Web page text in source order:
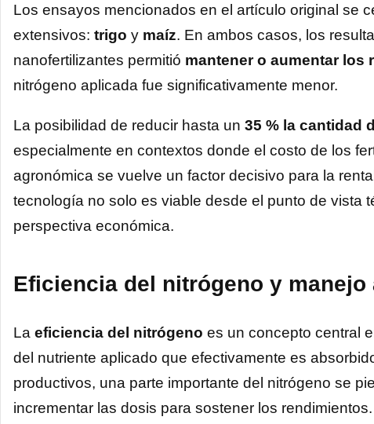
Los ensayos mencionados en el artículo original se
extensivos: trigo y maíz. En ambos casos, los
nanofertilizantes permitió mantener o aumentar los
nitrógeno aplicada fue significativamente menor.
La posibilidad de reducir hasta un 35 % la cantidad
especialmente en contextos donde el costo de los
agronómica se vuelve un factor decisivo para la
tecnología no solo es viable desde el punto de vista
perspectiva económica.
Eficiencia del nitrógeno y manejo
La eficiencia del nitrógeno es un concepto central
del nutriente aplicado que efectivamente es
productivos, una parte importante del nitrógeno se
incrementar las dosis para sostener los rendimientos.